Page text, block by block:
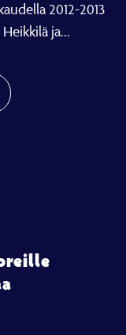
2012-2013
ja...